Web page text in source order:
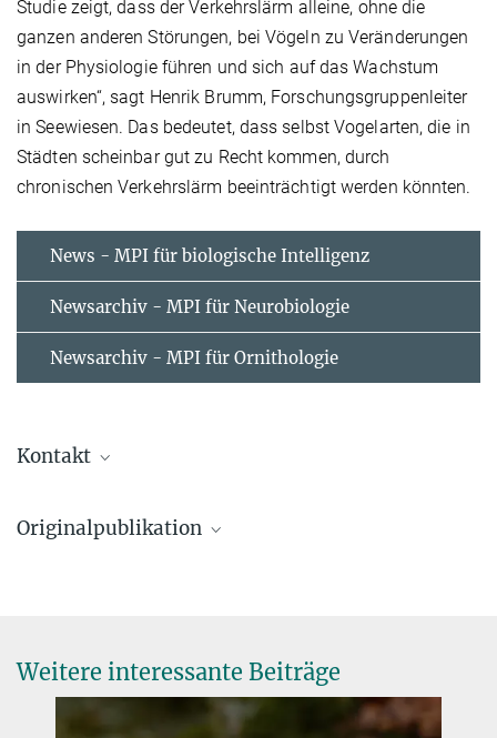
Studie zeigt, dass der Verkehrslärm alleine, ohne die
ganzen anderen Störungen, bei Vögeln zu Veränderungen
in der Physiologie führen und sich auf das Wachstum
auswirken“, sagt Henrik Brumm, Forschungsgruppenleiter
in Seewiesen. Das bedeutet, dass selbst Vogelarten, die in
Städten scheinbar gut zu Recht kommen, durch
chronischen Verkehrslärm beeinträchtigt werden könnten.
News - MPI für biologische Intelligenz
Newsarchiv - MPI für Neurobiologie
Newsarchiv - MPI für Ornithologie
Kontakt
Forschungsgruppenleiter
Originalpublikation
Traffic noise exposure depresses plasma corticosterone and
delays offspring growth in breeding zebra finches.
Conservation Physiology
Weitere interessante Beiträge